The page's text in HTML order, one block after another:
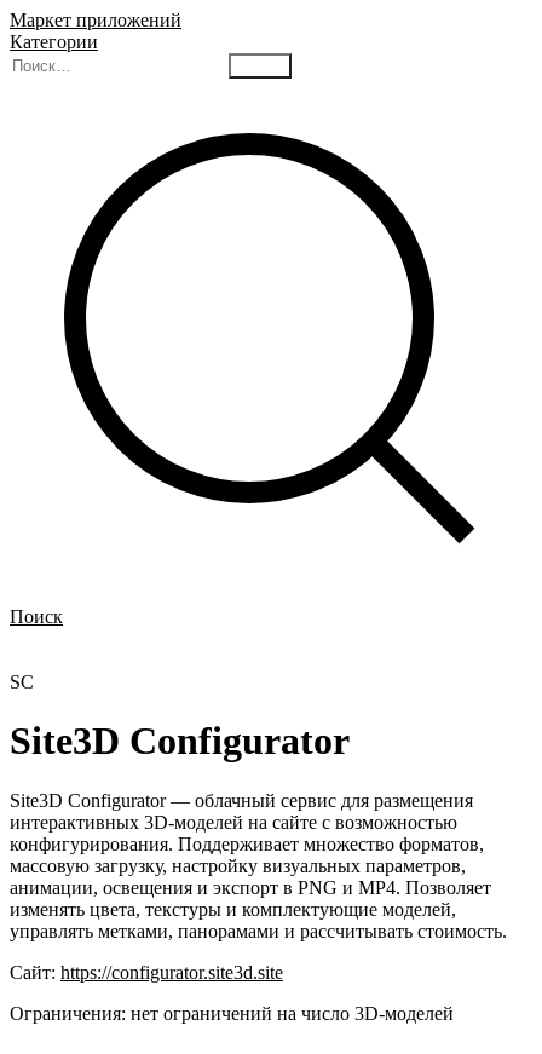
Маркет приложений
Категории
Поиск
SC
Site3D Configurator
Site3D Configurator — облачный сервис для размещения
интерактивных 3D-моделей на сайте с возможностью
конфигурирования. Поддерживает множество форматов,
массовую загрузку, настройку визуальных параметров,
анимации, освещения и экспорт в PNG и MP4. Позволяет
изменять цвета, текстуры и комплектующие моделей,
управлять метками, панорамами и рассчитывать стоимость.
Сайт: https://configurator.site3d.site
Ограничения: нет ограничений на число 3D-моделей